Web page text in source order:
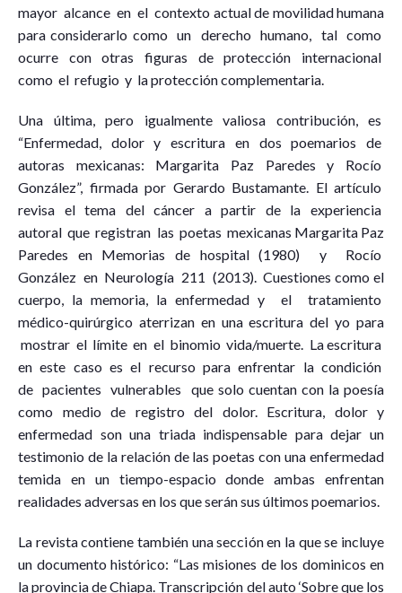
mayor alcance en el contexto actual de movilidad humana
para considerarlo como un derecho humano, tal como
ocurre con otras figuras de protección internacional
como el refugio y la protección complementaria.
Una última, pero igualmente valiosa contribución, es
“Enfermedad, dolor y escritura en dos poemarios de
autoras mexicanas: Margarita Paz Paredes y Rocío
González”, firmada por Gerardo Bustamante. El artículo
revisa el tema del cáncer a partir de la experiencia
autoral que registran las poetas mexicanas Margarita Paz
Paredes en Memorias de hospital (1980) y Rocío
González en Neurología 211 (2013). Cuestiones como el
cuerpo, la memoria, la enfermedad y el tratamiento
médico-quirúrgico aterrizan en una escritura del yo para
mostrar el límite en el binomio vida/muerte. La escritura
en este caso es el recurso para enfrentar la condición
de pacientes vulnerables que solo cuentan con la poesía
como medio de registro del dolor. Escritura, dolor y
enfermedad son una triada indispensable para dejar un
testimonio de la relación de las poetas con una enfermedad
temida en un tiempo-espacio donde ambas enfrentan
realidades adversas en los que serán sus últimos poemarios.
La revista contiene también una sección en la que se incluye
un documento histórico: “Las misiones de los dominicos en
la provincia de Chiapa. Transcripción del auto ‘Sobre que los